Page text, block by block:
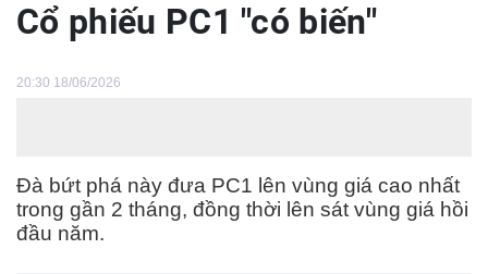
Cổ phiếu PC1 "có biến"
20:30 18/06/2026
Đà bứt phá này đưa PC1 lên vùng giá cao nhất
trong gần 2 tháng, đồng thời lên sát vùng giá hồi
đầu năm.